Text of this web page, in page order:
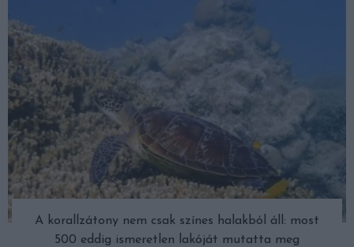
A korallzátony nem csak színes halakból áll: most
500 eddig ismeretlen lakóját mutatta meg